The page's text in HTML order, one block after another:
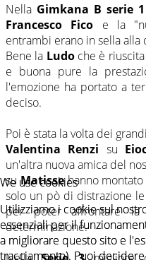
Nella Gimkana B serie 1
Francesco Fico e la
entrambi erano in sella alla
Bene la Ludoche è
e buona pure la
l'emozione ha portato a
deciso.
Poi è stata la volta dei
Valentina Renzi su
un'altra nuova amica del
suMatissehanno
solo un pò di distrazione
per poter affrontare la
determinazione.
We use cookies
Utilizziamo i cookie sul
essenziali per il
a migliorare questo sito e
tracciamento). Puoi
We use cookies
Utilizziamo i cookie sul
essenziali per il
a migliorare questo sito e
tracciamento). Puoi